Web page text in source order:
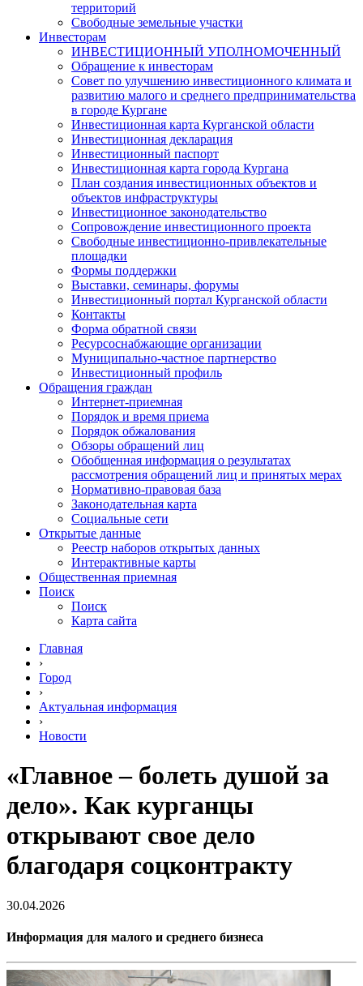
территорий
Свободные земельные участки
Инвесторам
ИНВЕСТИЦИОННЫЙ УПОЛНОМОЧЕННЫЙ
Обращение к инвесторам
Совет по улучшению инвестиционного климата и
развитию малого и среднего предпринимательства
в городе Кургане
Инвестиционная карта Курганской области
Инвестиционная декларация
Инвестиционный паспорт
Инвестиционная карта города Кургана
План создания инвестиционных объектов и
объектов инфраструктуры
Инвестиционное законодательство
Сопровождение инвестиционного проекта
Свободные инвестиционно-привлекательные
площадки
Формы поддержки
Выставки, семинары, форумы
Инвестиционный портал Курганской области
Контакты
Форма обратной связи
Ресурсоснабжающие организации
Муниципально-частное партнерство
Инвестиционный профиль
Обращения граждан
Интернет-приемная
Порядок и время приема
Порядок обжалования
Обзоры обращений лиц
Обобщенная информация о результатах
рассмотрения обращений лиц и принятых мерах
Нормативно-правовая база
Законодательная карта
Социальные сети
Открытые данные
Реестр наборов открытых данных
Интерактивные карты
Общественная приемная
Поиск
Поиск
Карта сайта
Главная
›
Город
›
Актуальная информация
›
Новости
«Главное – болеть душой за
дело». Как курганцы
открывают свое дело
благодаря соцконтракту
30.04.2026
Информация для малого и среднего бизнеса